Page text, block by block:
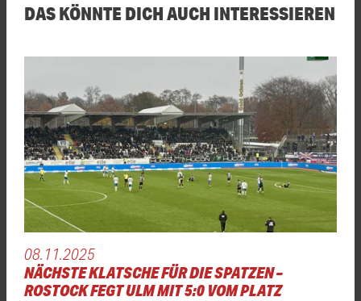
DAS KÖNNTE DICH AUCH INTERESSIEREN
08.11.2025
NÄCHSTE KLATSCHE FÜR DIE SPATZEN –
ROSTOCK FEGT ULM MIT 5:0 VOM PLATZ